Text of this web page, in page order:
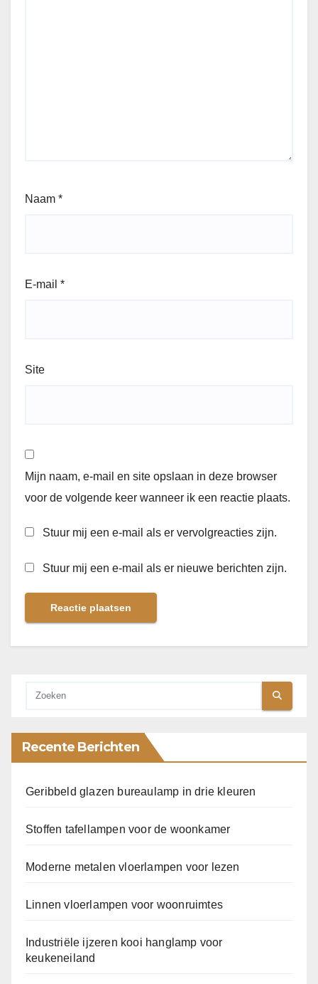
Naam *
E-mail *
Site
Mijn naam, e-mail en site opslaan in deze browser
voor de volgende keer wanneer ik een reactie plaats.
Stuur mij een e-mail als er vervolgreacties zijn.
Stuur mij een e-mail als er nieuwe berichten zijn.
Recente Berichten
Geribbeld glazen bureaulamp in drie kleuren
Stoffen tafellampen voor de woonkamer
Moderne metalen vloerlampen voor lezen
Linnen vloerlampen voor woonruimtes
Industriële ijzeren kooi hanglamp voor
keukeneiland